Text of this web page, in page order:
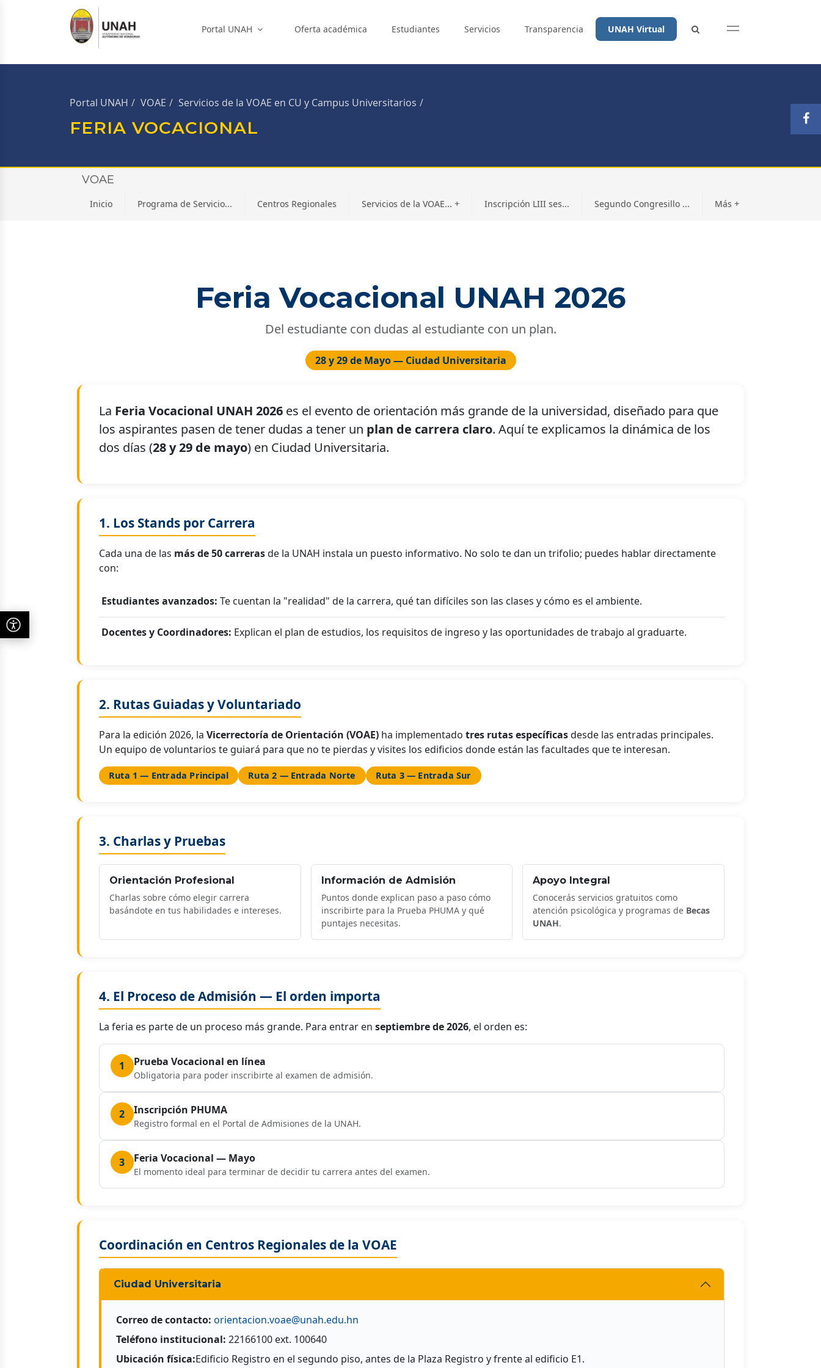
Portal UNAH Oferta académica Estudiantes Servicios Transparencia UNAH Virtual
Portal UNAH VOAE Servicios de la VOAE en CU y Campus Universitarios
FERIA VOCACIONAL
VOAE
Inicio Programa de Servicio... Centros Regionales +
Servicios de la VOAE... Inscripción LIII ses... Segundo Congresillo ... +
Más
Feria Vocacional UNAH 2026
Del estudiante con dudas al estudiante con un plan.
28 y 29 de Mayo — Ciudad Universitaria
La Feria Vocacional UNAH 2026 es el evento de orientación más grande de la universidad, diseñado para que
los aspirantes pasen de tener dudas a tener un plan de carrera claro. Aquí te explicamos la dinámica de los
dos días (28 y 29 de mayo) en Ciudad Universitaria.
1. Los Stands por Carrera
Cada una de las más de 50 carrerasde la UNAH instala un puesto informativo. No solo te dan un trifolio; puedes hablar directamente
con:
Estudiantes avanzados: Te cuentan la "realidad" de la carrera, qué tan difíciles son las clases y cómo es el ambiente.
Docentes y Coordinadores: Explican el plan de estudios, los requisitos de ingreso y las oportunidades de trabajo al graduarte.
2. Rutas Guiadas y Voluntariado
Para la edición 2026, la Vicerrectoría de Orientación (VOAE) ha implementado tres rutas específicasdesde las entradas principales.
Un equipo de voluntarios te guiará para que no te pierdas y visites los edificios donde están las facultades que te interesan.
Ruta 1 — Entrada Principal Ruta 2 — Entrada Norte Ruta 3 — Entrada Sur
3. Charlas y Pruebas
Orientación Profesional
Charlas sobre cómo elegir carrera
basándote en tus habilidades e intereses.
Información de Admisión
Puntos donde explican paso a paso cómo
inscribirte para la Prueba PHUMA y qué
puntajes necesitas.
Apoyo Integral
Conocerás servicios gratuitos como
atención psicológica y programas de Becas
UNAH.
4. El Proceso de Admisión — El orden importa
La feria es parte de un proceso más grande. Para entrar en septiembre de 2026, el orden es:
1 Prueba Vocacional en línea
Obligatoria para poder inscribirte al examen de admisión.
2 Inscripción PHUMA
Registro formal en el Portal de Admisiones de la UNAH.
3 Feria Vocacional — Mayo
El momento ideal para terminar de decidir tu carrera antes del examen.
Coordinación en Centros Regionales de la VOAE
Ciudad Universitaria
Correo de contacto: orientacion.voae@unah.edu.hn
Teléfono institucional: 22166100 ext. 100640
Ubicación física:Edificio Registro en el segundo piso, antes de la Plaza Registro y frente al edificio E1.